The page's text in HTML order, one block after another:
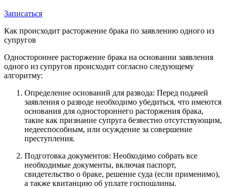
Записаться
Как происходит расторжение брака по заявлению одного из
супругов
Одностороннее расторжение брака на основании заявления
одного из супругов происходит согласно следующему
алгоритму:
Определение оснований для развода: Перед подачей
заявления о разводе необходимо убедиться, что имеются
основания для одностороннего расторжения брака,
такие как признание супруга безвестно отсутствующим,
недееспособным, или осуждение за совершение
преступления.
Подготовка документов: Необходимо собрать все
необходимые документы, включая паспорт,
свидетельство о браке, решение суда (если применимо),
а также квитанцию об уплате госпошлины.